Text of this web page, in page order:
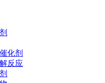
化剂
反应